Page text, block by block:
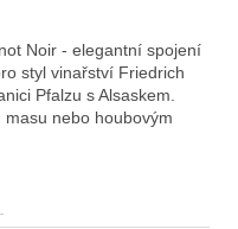
Noir - elegantní spojení
styl vinařství Friedrich
Pfalzu s Alsaskem.
nebo houbovým